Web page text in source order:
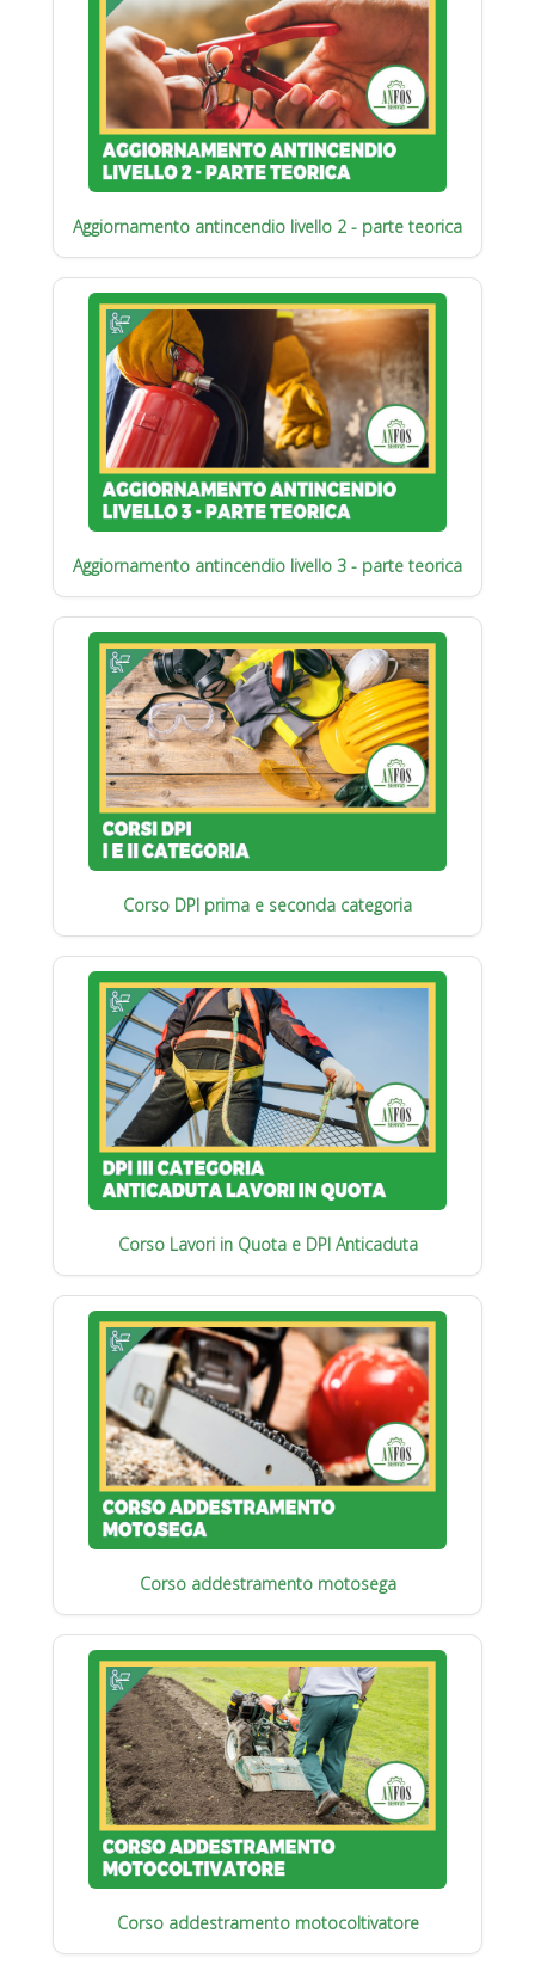
Aggiornamento antincendio livello 2 - parte teorica
Aggiornamento antincendio livello 3 - parte teorica
Corso DPI prima e seconda categoria
Corso Lavori in Quota e DPI Anticaduta
Corso addestramento motosega
Corso addestramento motocoltivatore